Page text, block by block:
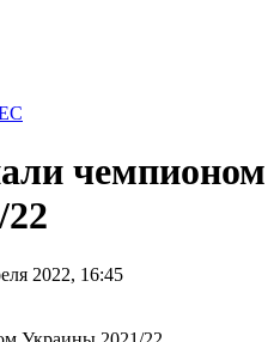
чемпионом
2022, 16:45